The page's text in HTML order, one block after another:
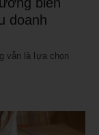
doanh
vẫn là lựa chọn